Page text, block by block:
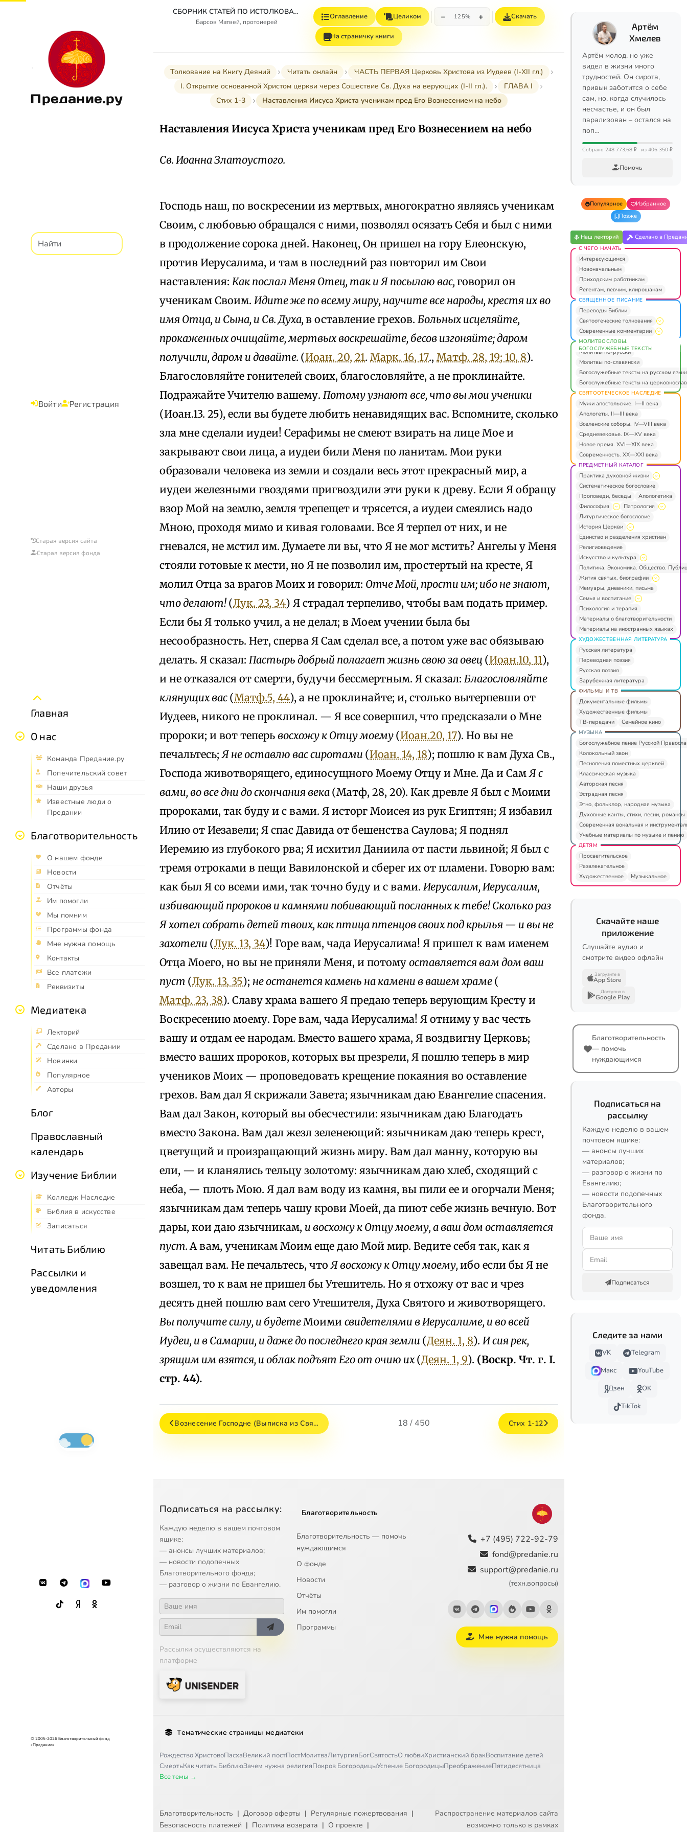
Предание.ру
Войти Регистрация
Старая версия сайта
Старая версия фонда
Главная
О нас
Команда Предание.ру
Попечительский совет
Наши друзья
Известные люди о
Предании
Благотворительность
О нашем фонде
Новости
Отчёты
Им помогли
Мы помним
Программы фонда
Мне нужна помощь
Контакты
Все платежи
Реквизиты
Медиатека
Лекторий
Сделано в Предании
Новинки
Популярное
Авторы
Блог
Православный
календарь
Изучение Библии
Колледж Наследие
Библия в искусстве
Записаться
Читать Библию
Рассылки и
уведомления
© 2005-2026 Благотворительный фонд
«Предание»
СБОРНИК СТАТЕЙ ПО ИСТОЛКОВАТЕЛЬНОМУ И НАЗИДАТЕЛЬНОМУ ЧТЕНИЮ ДЕЯНИЙ СВЯТЫХ АПОСТОЛОВ
Барсов Матвей, протоиерей
Оглавление Целиком − 125% + Скачать
На страничку книги
Толкование на Книгу Деяний Читать онлайн
ЧАСТЬ ПЕРВАЯ Церковь Христова из Иудеев (I-XII гл.)
I. Открытие основанной Христом церкви через Сошествие Св. Духа на верующих (I-II гл.).
ГЛАВА I
Стих 1-3
Наставления Иисуса Христа ученикам пред Его Вознесением на небо
Наставления Иисуса Христа ученикам пред Его Вознесением на небо
Св. Иоанна Златоустого.
Господь наш, по воскресении из мертвых, многократно являясь ученикам
Своим, с любовью обращался с ними, позволял осязать Себя и был с ними
в продолжение сорока дней. Наконец, Он пришел на гору Елеонскую,
против Иерусалима, и там в последний раз повторил им Свои
наставления: Как послал Меня Отец, так и Я посылаю вас, говорил он
ученикам Своим. Идите же по всему миру, научите все народы, крестя их во
имя Отца, и Сына, и Св. Духа, в оставление грехов. Больных исцеляйте,
прокаженных очищайте, мертвых воскрешайте, бесов изгоняйте; даром
получили, даром и давайте. (Иоан. 20, 21. Марк. 16, 17., Матф. 28, 19; 10, 8).
Благословляйте гонителей своих, благословляйте, а не проклинайте.
Подражайте Учителю вашему. Потому узнают все, что вы мои ученики
(Иоан.13. 25), если вы будете любить ненавидящих вас. Вспомните, сколько
зла мне сделали иудеи! Серафимы не смеют взирать на лице Мое и
закрывают свои лица, а иудеи били Меня по ланитам. Мои руки
образовали человека из земли и создали весь этот прекрасный мир, а
иудеи железными гвоздями пригвоздили эти руки к древу. Если Я обращу
взор Мой на землю, земля трепещет и трясется, а иудеи смеялись надо
Мною, проходя мимо и кивая головами. Все Я терпел от них, и не
гневался, не мстил им. Думаете ли вы, что Я не мог мстить? Ангелы у Меня
стояли готовые к мести, но Я не позволил им, простертый на кресте, Я
молил Отца за врагов Моих и говорил: Отче Мой, прости им; ибо не знают,
что делают!(Лук. 23, 34) Я страдал терпеливо, чтобы вам подать пример.
Если бы Я только учил, а не делал; в Моем учении была бы
несообразность. Нет, сперва Я Сам сделал все, а потом уже вас обязываю
делать. Я сказал: Пастырь добрый полагает жизнь свою за овец (Иоан.10, 11),
и не отказался от смерти, будучи бессмертным. Я сказал: Благословляйте
клянущих вас (Матф.5, 44), а не проклинайте; и, столько вытерпевши от
Иудеев, никого не проклинал. — Я все совершил, что предсказали о Мне
пророки; и вот теперь восхожу к Отцу моему (Иоан.20, 17). Но вы не
печальтесь; Я не оставлю вас сиротами (Иоан. 14, 18); пошлю к вам Духа Св.,
Господа животворящего, единосущного Моему Отцу и Мне. Да и Сам Я с
вами, во все дни до скончания века (Матф, 28, 20). Как древле Я был с Моими
пророками, так буду и с вами. Я исторг Моисея из рук Египтян; Я избавил
Илию от Иезавели; Я спас Давида от бешенства Саулова; Я поднял
Иеремию из глубокого рва; Я исхитил Даниила от пасти львиной; Я был с
тремя отроками в пещи Вавилонской и сберег их от пламени. Говорю вам:
как был Я со всеми ими, так точно буду и с вами. Иерусалим, Иерусалим,
избивающий пророков и камнями побивающий посланных к тебе! Сколько раз
Я хотел собрать детей твоих, как птица птенцов своих под крылья — и вы не
захотели (Лук. 13, 34)! Горе вам, чада Иерусалима! Я пришел к вам именем
Отца Моего, но вы не приняли Меня, и потому оставляется вам дом ваш
пуст (Лук. 13, 35); не останется камень на камени в вашем храме (
Матф. 23, 38). Славу храма вашего Я предаю теперь верующим Кресту и
Воскресению моему. Горе вам, чада Иерусалима! Я отниму у вас честь
вашу и отдам ее народам. Вместо вашего храма, Я воздвигну Церковь;
вместо ваших пророков, которых вы презрели, Я пошлю теперь в мир
учеников Моих — проповедовать крещение покаяния во оставление
грехов. Вам дал Я скрижали Завета; язычникам даю Евангелие спасения.
Вам дал Закон, который вы обесчестили: язычникам даю Благодать
вместо Закона. Вам дал жезл зеленеющий: язычникам даю теперь крест,
цветущий и произращающий жизнь миру. Вам дал манну, которую вы
ели, — и кланялись тельцу золотому: язычникам даю хлеб, сходящий с
неба, — плоть Мою. Я дал вам воду из камня, вы пили ее и огорчали Меня;
язычникам дам теперь чашу крови Моей, да пиют себе жизнь вечную. Вот
дары, кои даю язычникам, и восхожу к Отцу моему, а ваш дом оставляется
пуст. А вам, ученикам Моим еще даю Мой мир. Ведите себя так, как я
завещал вам. Не печальтесь, что Я восхожу к Отцу моему, ибо если бы Я не
возшел, то к вам не пришел бы Утешитель. Но я отхожу от вас и чрез
десять дней пошлю вам сего Утешителя, Духа Святого и животворящего.
Вы получите силу, и будете Моими свидетелями в Иерусалиме, и во всей
Иудеи, и в Самарии, и даже до последнего края земли (Деян. 1, 8). И сия рек,
зрящим им взятся, и облак подъят Его от очию их (Деян. 1, 9). (Воскр. Чт. г. I.
стр. 44).
Вознесение Господне (Выписка из Свя… 18 / 450 Стих 1-12
Подписаться на рассылку:
Каждую неделю в вашем почтовом
ящике:
— анонсы лучших материалов;
— новости подопечных
Благотворительного фонда;
— разговор о жизни по Евангелию.
Рассылки осуществляются на
платформе
Благотворительность
Благотворительность — помочь
нуждающимся
О фонде
Новости
Отчёты
Им помогли
Программы
+7 (495) 722-92-79
fond@predanie.ru
support@predanie.ru
(техн.вопросы)
Мне нужна помощь
Тематические страницы медиатеки
Рождество ХристовоПасхаВеликий постПостМолитваЛитургияБогСвятостьО любвиХристианский бракВоспитание детей
СмертьКак читать БиблиюЗачем нужна религияПокров БогородицыУспение БогородицыПреображениеПятидесятница
Все темы →
Благотворительность | Договор оферты | Регулярные пожертвования |
Безопасность платежей | Политика возврата | О проекте |
Распространение материалов сайта
возможно только в рамках
Артём
Хмелев
Артём молод, но уже
видел в жизни много
трудностей. Он сирота,
привык заботится о себе
сам, но, когда случилось
несчастье, и он был
парализован – остался на
поп…
Собрано 248 773,68 ₽ из 406 350 ₽
Помочь
Популярное
Избранное
Позже
Наш лекторий Сделано в
С ЧЕГО НАЧАТЬ
Интересующимся
Новоначальным
Приходским работникам
Регентам, певчим, клирошанам
СВЯЩЕННОЕ ПИСАНИЕ
Переводы Библии
Святоотеческие толкования
Современные комментарии
МОЛИТВОСЛОВЫ.
БОГОСЛУЖЕБНЫЕ ТЕКСТЫ
Молитвы по-русски
Молитвы по-славянски
Богослужебные тексты на русском
Богослужебные тексты на
СВЯТООТЕЧЕСКОЕ НАСЛЕДИЕ
Мужи апостольские. I—II века
Апологеты. II—III века
Вселенские соборы. IV—VIII века
Средневековье. IX—XV века
Новое время. XVI—XIX века
Современность. XX—XXI века
ПРЕДМЕТНЫЙ КАТАЛОГ
Практика духовной жизни
Систематическое богословие
Проповеди, беседы
Апологетика
Философия
Патрология
Литургическое богословие
История Церкви
Единство и разделения христиан
Религиоведение
Искусство и культура
Политика. Экономика. Общество.
Жития святых, биографии
Мемуары, дневники, письма
Семья и воспитание
Психология и терапия
Материалы о благотворительности
Материалы на иностранных языках
ХУДОЖЕСТВЕННАЯ ЛИТЕРАТУРА
Русская литература
Переводная поэзия
Русская поэзия
Зарубежная литература
ФИЛЬМЫ И ТВ
Документальные фильмы
Художественные фильмы
ТВ-передачи
Семейное кино
МУЗЫКА
Богослужебное пение Русской
Колокольный звон
Песнопения поместных церквей
Классическая музыка
Авторская песня
Эстрадная песня
Этно, фольклор, народная музыка
Духовные канты, стихи, песни, романсы
Современная вокальная и
Учебные материалы по музыке и пению
ДЕТЯМ
Просветительское
Развлекательное
Художественное
Музыкальное
Скачайте наше
приложение
Слушайте аудио и
смотрите видео офлайн
Загрузите в
App Store
Доступно в
Google Play
Благотворительность
— помочь
нуждающимся
Подписаться на
рассылку
Каждую неделю в вашем
почтовом ящике:
— анонсы лучших
материалов;
— разговор о жизни по
Евангелию;
— новости подопечных
Благотворительного
фонда.
Подписаться
Следите за нами
VK
Telegram
Макс
YouTube
Дзен
OK
TikTok